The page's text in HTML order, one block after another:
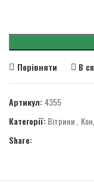
Порівняти
В
Артикул: 4355
Категорії: Вітрини
Share: